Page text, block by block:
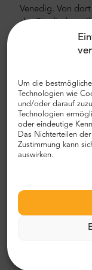
Um die
Technologien wie
und/oder darauf
Technologien
oder eindeutige
Das Nichterteilen
Zustimmung kann
auswirken.
Venedig. Von
das Sie direkt zu
->
entfernt. Die
aus beträgt etwa
erfolgt in einem
privaten
schnellste,
zu erreichen, ist
herauszufinden,
Weg zu finden.
Flughafen-
Auf der Suche